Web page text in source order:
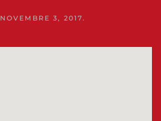
NOVEMBRE 3, 2017.